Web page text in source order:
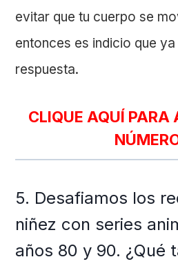
evitar que tu cuerpo se
entonces es indicio que ya
respuesta.
CLIQUE AQUÍ PARA
5. Desafiamos los
niñez con series
años 80 y 90. ¿Qué